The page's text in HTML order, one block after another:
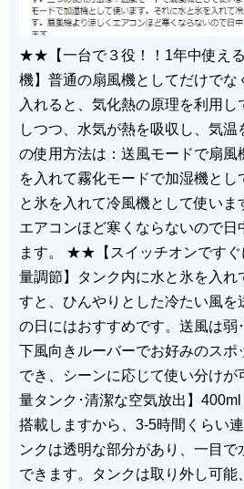
★★【一台で３役！！1年中使え
機】普通の扇風機としてだけでな
入れると、気化熱の原理を利用し
しつつ、水気が熱を吸収し、気温
の使用方法は：送風モードで扇風
を入れて霧化モードで加湿機とし
と氷を入れて冷風機として使いま
エアコンほど寒くならないので日
ます。
★★【スイッチオンですぐ
量調節】タンク内に水と氷を入れ
すと、ひんやりとした冷たい風を
の日にはおすすめです。送風は弱
下風向きルーバーでお好みのスポ
でき、シーンに応じて使い分けが
量タンク･清潔な空気放出】
搭載しますから、3-5時間くらい
ンクは透明な部分があり、一目
できます。タンクは取り外し可能